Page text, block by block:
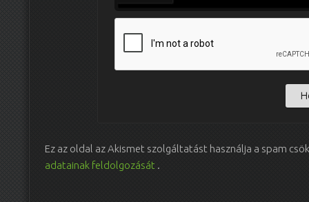
Ez az oldal az Akismet szolgáltatást használja a spam
adatainak feldolgozását .